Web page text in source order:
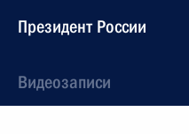
Президент России
Видеозаписи